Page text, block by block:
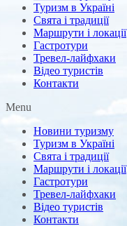
Туризм в Україні
Свята і традиції
Маршрути і локації
Гастротури
Тревел-лайфхаки
Відео туристів
Контакти
Menu
Новини туризму
Туризм в Україні
Свята і традиції
Маршрути і локації
Гастротури
Тревел-лайфхаки
Відео туристів
Контакти